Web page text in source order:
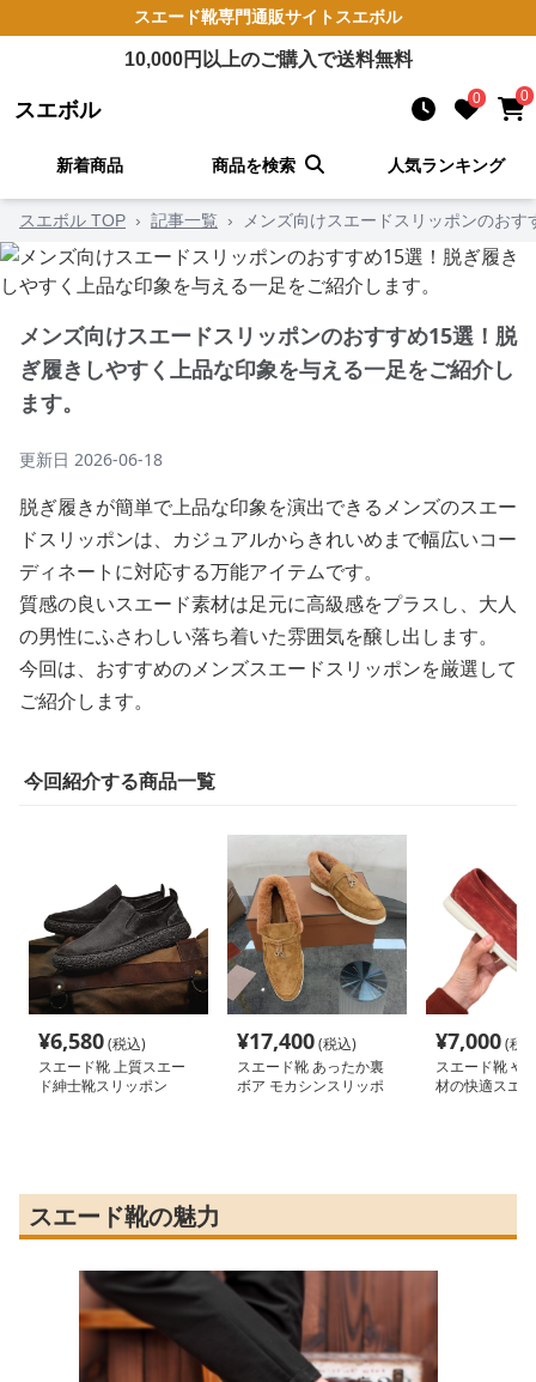
スエード靴専門通販サイト スエボル
10,000円以上のご購入で送料無料
スエボル 0 0
新着商品 商品を検索 人気ランキング
スエボル TOP › 記事一覧 › メンズ向けスエードスリッポンのお
メンズ向けスエードスリッポンのおすすめ15選！脱
ぎ履きしやすく上品な印象を与える一足をご紹介し
ます。
更新日 2026-06-18
脱ぎ履きが簡単で上品な印象を演出できるメンズのスエー
ドスリッポンは、カジュアルからきれいめまで幅広いコー
ディネートに対応する万能アイテムです。
質感の良いスエード素材は足元に高級感をプラスし、大人
の男性にふさわしい落ち着いた雰囲気を醸し出します。
今回は、おすすめのメンズスエードスリッポンを厳選して
ご紹介します。
今回紹介する商品一覧
¥6,580(税込)
スエード靴 上質スエー
ド紳士靴スリッポン
¥17,400(税込)
スエード靴 あったか裏
ボア モカシンスリッポ
¥7,000(税
スエード靴 や
材の快適スエ
スエード靴の魅力